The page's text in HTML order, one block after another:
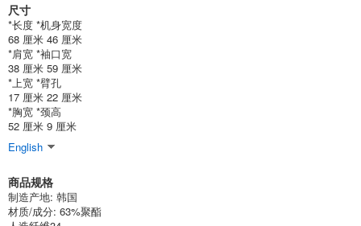
尺寸
*长度 *机身宽度
68 厘米 46 厘米
*肩宽 *袖口宽
38 厘米 59 厘米
*上宽 *臂孔
17 厘米 22 厘米
*胸宽 *颈高
52 厘米 9 厘米
English
商品规格
制造产地: 韩国
材质/成分: 63%聚酯